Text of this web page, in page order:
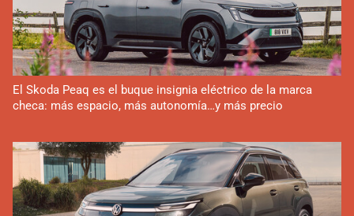
El Skoda Peaq es el buque insignia eléctrico de la marca
checa: más espacio, más autonomía…y más precio